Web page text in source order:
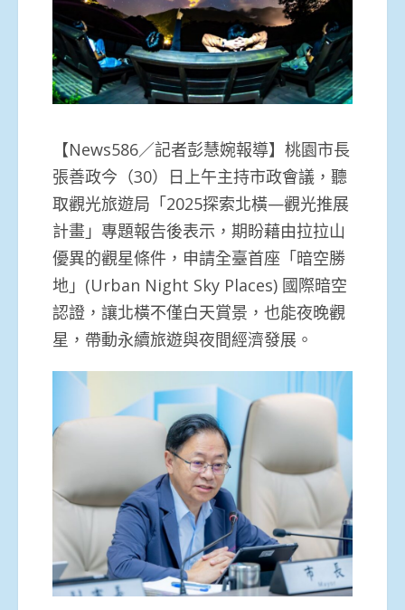
【News586／記者彭慧婉報導】桃園市長
張善政今（30）日上午主持市政會議，聽
取觀光旅遊局「2025探索北橫—觀光推展
計畫」專題報告後表示，期盼藉由拉拉山
優異的觀星條件，申請全臺首座「暗空勝
地」(Urban Night Sky Places) 國際暗空
認證，讓北橫不僅白天賞景，也能夜晚觀
星，帶動永續旅遊與夜間經濟發展。